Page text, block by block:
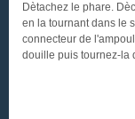
Dètachez le phare.
en la tournant dans le
connecteur de
douille puis tournez-la